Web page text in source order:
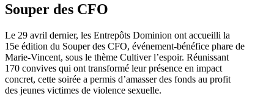
Souper des CFO
Le 29 avril dernier, les Entrepôts Dominion ont accueilli la
15e édition du Souper des CFO, événement-bénéfice phare de
Marie-Vincent, sous le thème Cultiver l’espoir. Réunissant
170 convives qui ont transformé leur présence en impact
concret, cette soirée a permis d’amasser des fonds au profit
des jeunes victimes de violence sexuelle.